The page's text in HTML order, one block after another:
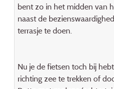
bent zo in het midden van
naast de
terrasje te doen.
Nu je de fietsen toch bij
richting zee te trekken of